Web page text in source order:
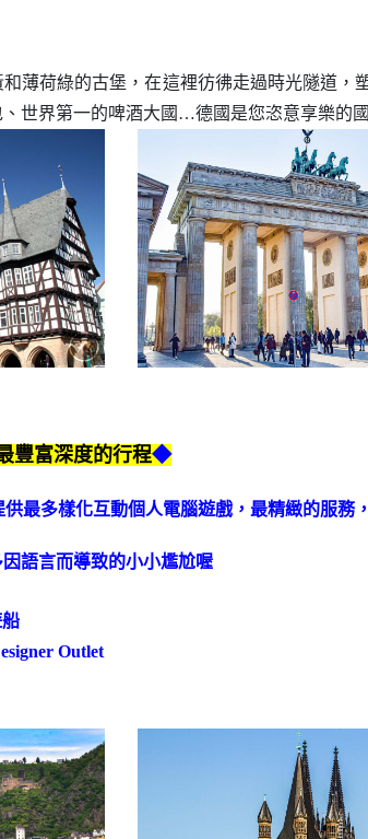
薄荷綠的古堡，在這裡彷彿走過時光隧道，
世界第一的啤酒大國…德國是您恣意享樂的
豐富深度的行程◆
最多樣化互動個人電腦遊戲，最精緻的服務
語言而導致的小小尷尬喔
Outlet